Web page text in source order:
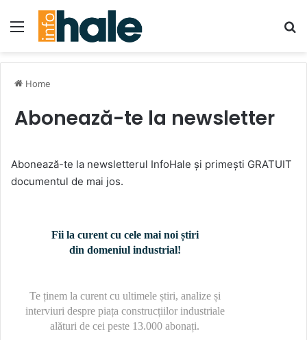
Menu
Home
Abonează-te la newsletter
Abonează-te la newsletterul InfoHale și primești GRATUIT
documentul de mai jos.
Fii la curent cu cele mai noi știri
din domeniul industrial!
Te ținem la curent cu ultimele știri, analize și
interviuri despre piața construcțiilor industriale
alături de cei peste 13.000 abonați.